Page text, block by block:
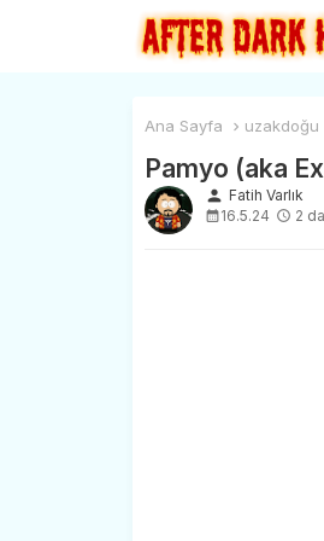
Ana Sayfa uzakdoğu
Pamyo (aka
person Fatih Varlık
16.5.24
2